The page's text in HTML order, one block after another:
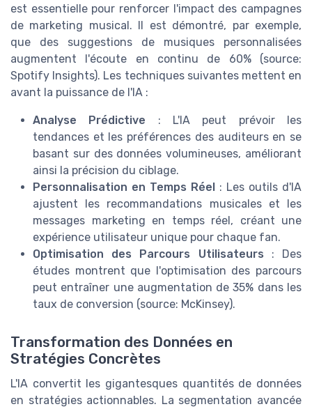
est essentielle pour renforcer l'impact des campagnes
de marketing musical. Il est démontré, par exemple,
que des suggestions de musiques personnalisées
augmentent l'écoute en continu de 60% (source:
Spotify Insights). Les techniques suivantes mettent en
avant la puissance de l'IA :
Analyse Prédictive : L'IA peut prévoir les
tendances et les préférences des auditeurs en se
basant sur des données volumineuses, améliorant
ainsi la précision du ciblage.
Personnalisation en Temps Réel
: Les outils d'IA
ajustent les recommandations musicales et les
messages marketing en temps réel, créant une
expérience utilisateur unique pour chaque fan.
Optimisation des Parcours Utilisateurs : Des
études montrent que l'optimisation des parcours
peut entraîner une augmentation de 35% dans les
taux de conversion (source: McKinsey).
Transformation des Données en
Stratégies Concrètes
L'IA convertit les gigantesques quantités de données
en stratégies actionnables. La segmentation avancée